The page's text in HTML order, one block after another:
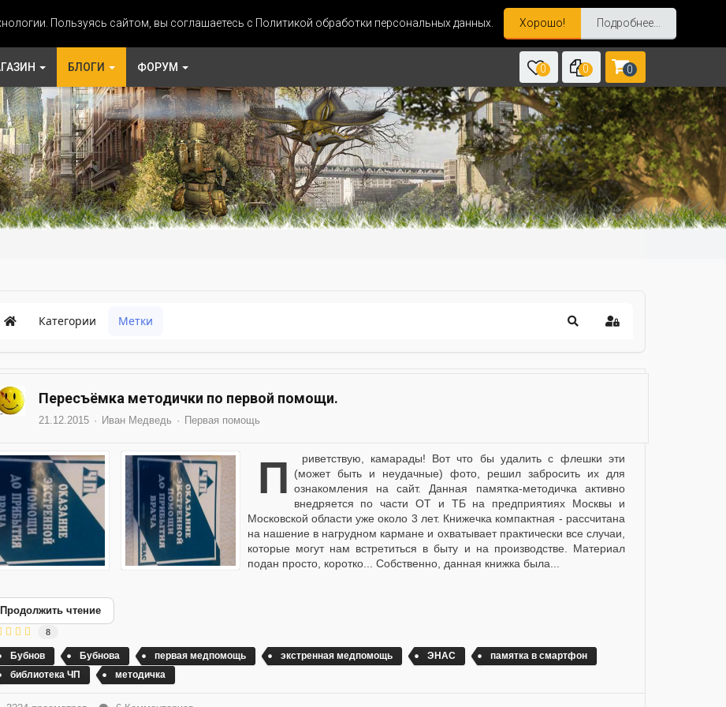
Пользуясь сайтом, вы соглашаетесь с Политикой обработки персональных данных. Хорошо! Подробнее...
БЛОГИ ФОРУМ 0 0 0
Категории Метки
Пересъёмка методички по первой помощи.
21.12.2015 Иван Медведь Первая помощь
Приветствую, камарады! Вот что бы удалить с флешки эти
(может быть и неудачные) фото, решил забросить их для
ознакомления на сайт. Данная памятка-методичка активно
внедряется по части ОТ и ТБ на предприятиях Москвы и
Московской области уже около 3 лет. Книжечка компактная - рассчитана
на нашение в нагрудном кармане и охватывает практически все случаи,
которые могут нам встретиться в быту и на производстве. Материал
подан просто, коротко... Собственно, данная книжка была...
Продолжить чтение
8
Бубнов Бубнова первая медпомощь экстренная медпомощь ЭНАС
памятка в смартфон
библиотека ЧП
методичка